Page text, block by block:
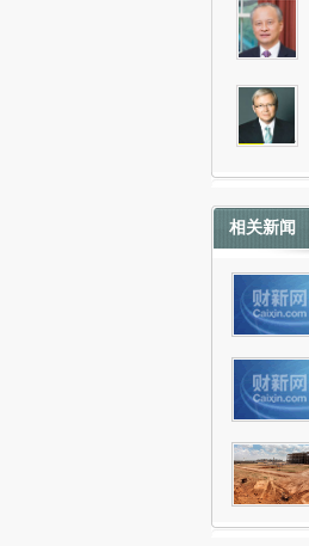
相关新闻